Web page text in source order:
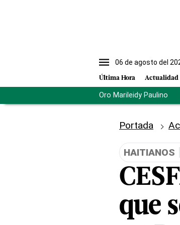
06 de agosto del
Última Hora Actualidad
Oro Marileidy Paulino
Portada
HAITIANOS
que